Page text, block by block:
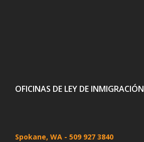
OFICINAS DE LEY DE INMIGRACIÓN
Spokane, WA - 509 927 3840